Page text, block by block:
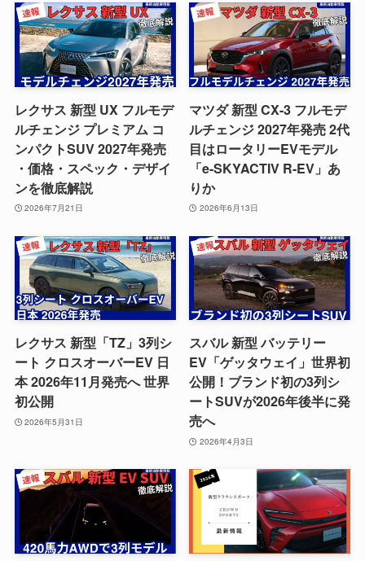
レクサス 新型 UX フルモデ
ルチェンジ プレミアム コ
ンパクトSUV 2027年発売
・価格・スペック・デザイ
ンを徹底解説
2026年7月21日
マツダ 新型 CX-3 フルモデ
ルチェンジ 2027年発売 2代
目はロータリーEVモデル
「e-SKYACTIV R-EV」あ
りか
2026年6月13日
レクサス 新型「TZ」3列シ
ート クロスオーバーEV 日
本 2026年11月発売へ 世界
初公開
2026年5月31日
スバル 新型 バッテリー
EV「ゲッタウェイ」世界初
公開！ブランド初の3列シ
ートSUVが2026年後半に発
売へ
2026年4月3日